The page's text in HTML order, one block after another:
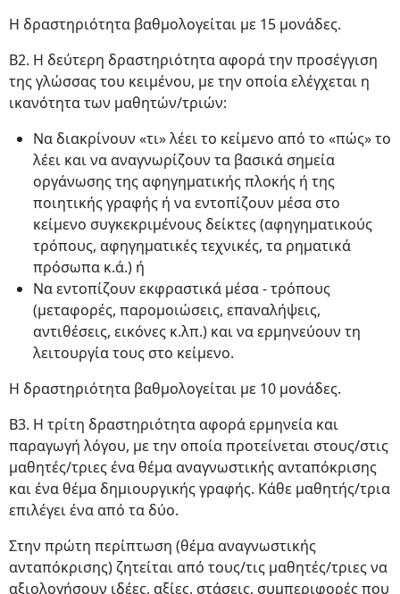
Η δραστηριότητα βαθμολογείται με 15 μονάδες.
Β2. Η δεύτερη δραστηριότητα αφορά την προσέγγιση
της γλώσσας του κειμένου, με την οποία ελέγχεται η
ικανότητα των μαθητών/τριών:
Να διακρίνουν «τι» λέει το κείμενο από το «πώς» το
λέει και να αναγνωρίζουν τα βασικά σημεία
οργάνωσης της αφηγηματικής πλοκής ή της
ποιητικής γραφής ή να εντοπίζουν μέσα στο
κείμενο συγκεκριμένους δείκτες (αφηγηματικούς
τρόπους, αφηγηματικές τεχνικές, τα ρηματικά
πρόσωπα κ.ά.) ή
Να εντοπίζουν εκφραστικά μέσα - τρόπους
(μεταφορές, παρομοιώσεις, επαναλήψεις,
αντιθέσεις, εικόνες κ.λπ.) και να ερμηνεύουν τη
λειτουργία τους στο κείμενο.
Η δραστηριότητα βαθμολογείται με 10 μονάδες.
Β3. Η τρίτη δραστηριότητα αφορά ερμηνεία και
παραγωγή λόγου, με την οποία προτείνεται στους/στις
μαθητές/τριες ένα θέμα αναγνωστικής ανταπόκρισης
και ένα θέμα δημιουργικής γραφής. Κάθε μαθητής/τρια
επιλέγει ένα από τα δύο.
Στην πρώτη περίπτωση (θέμα αναγνωστικής
ανταπόκρισης) ζητείται από τους/τις μαθητές/τριες να
αξιολογήσουν ιδέες, αξίες, στάσεις, συμπεριφορές που